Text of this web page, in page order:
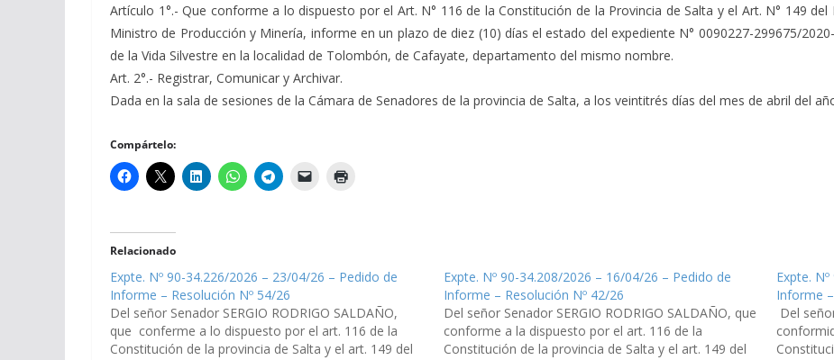
Artículo 1°.- Que conforme a lo dispuesto por el Art. N° 116 de la Constitución de la Provincia de Salta y el Art. N° 149
Ministro de Producción y Minería, informe en un plazo de diez (10) días el estado del expediente N° 0090227-299675/
de la Vida Silvestre en la localidad de Tolombón, de Cafayate, departamento del mismo nombre.
Art. 2°.- Registrar, Comunicar y Archivar.
Dada en la sala de sesiones de la Cámara de Senadores de la provincia de Salta, a los veintitrés días del mes de abril del
Compártelo:
Relacionado
Expte. Nº 90-34.226/2026 – 23/04/26 – Pedido de
Informe – Resolución Nº 54/26
Del señor Senador SERGIO RODRIGO SALDAÑO,
que conferme a lo dispuesto por el art. 116 de la
Constitución de la provincia de Salta y el art. 149 del
Expte. Nº 90-34.208/2026 – 16/04/26 – Pedido de
Informe – Resolución Nº 42/26
Del señor Senador SERGIO RODRIGO SALDAÑO, que
conforme a la dispuesto por el art. 116 de la
Constitución de la provincia de Salta y el art. 149 del
Expte.
Informe
Del